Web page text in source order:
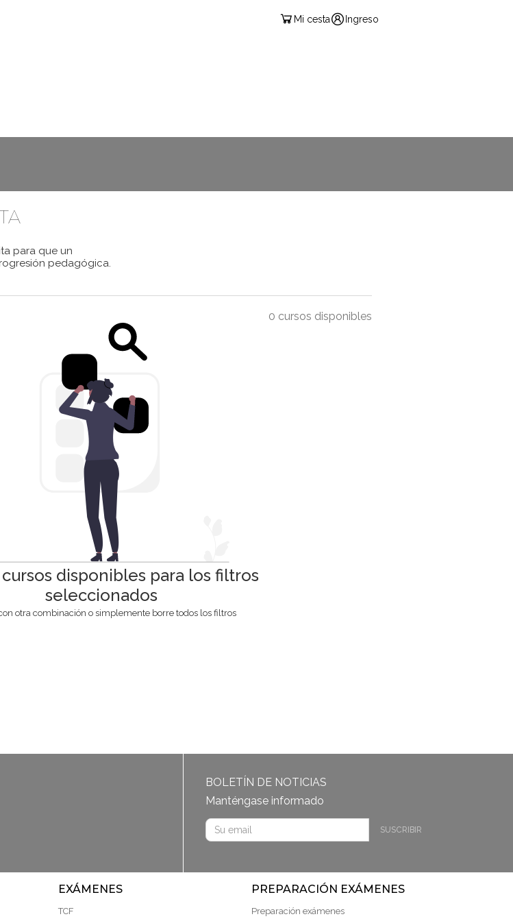
Mi cesta Ingreso
para que un
pedagógica.
0 cursos disponibles
disponibles para los filtros
seleccionados
otra combinación o simplemente borre todos los filtros
BOLETÍN DE NOTICIAS
Manténgase informado
SUSCRIBIR
EXÁMENES
TCF
PREPARACIÓN EXÁMENES
Preparación exámenes